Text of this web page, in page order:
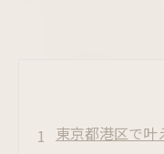
東京都港区で叶